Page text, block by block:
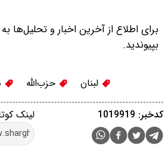
برای اطلاع از آخرین اخبار و تحلیل‌ها
بپیوندید.
لبنان حزب‌الله
لینک کدخبر: 1019919